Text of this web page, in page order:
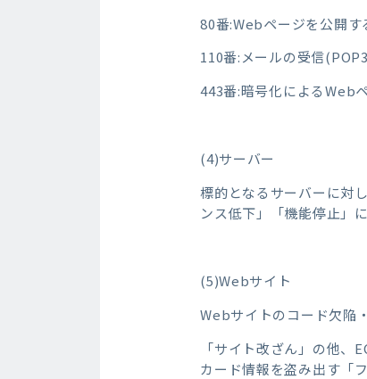
80番:Webページを公開
110番:メールの受信
443番:暗号化によるWeb
(4)サーバー
標的となるサーバーに対
ンス低下」「機能停止」
(5)Webサイト
Webサイトのコード欠陥
「サイト改ざん」の他
カード情報を盗み出す「